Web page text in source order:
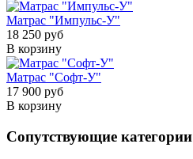
Матрас "Импульс-У"
18 250 руб
В корзину
Матрас "Софт-У"
17 900 руб
В корзину
Сопутствующие категории